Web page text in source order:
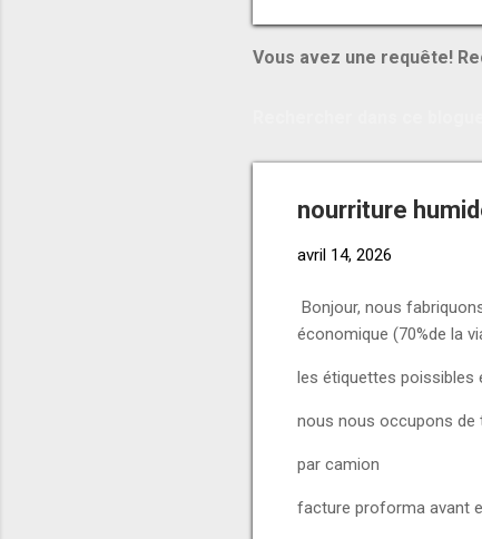
Vous avez une requête!
nourriture
avril 14, 2026
Bonjour, nous
économique (70%de la
les étiquettes poissibles
nous nous occupons de
par camion
facture proforma avant